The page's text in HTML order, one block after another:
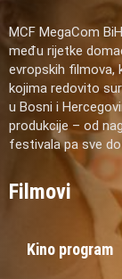
MCF MegaCom
među rijetke
evropskih filmova,
kojima redovito
u Bosni i
produkcije – od
festivala pa sve
Filmovi
Kino program